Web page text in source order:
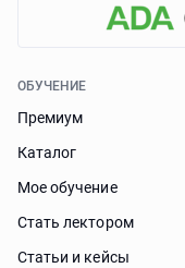
ОБУЧЕНИЕ
Премиум
Каталог
Мое обучение
Стать лектором
Статьи и кейсы